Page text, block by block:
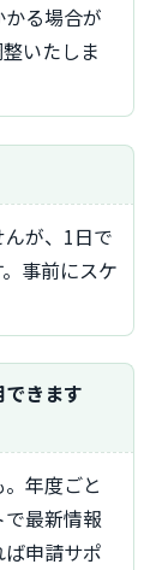
る場合が
いたしま
事前にスケ
最新情報
申請サポ